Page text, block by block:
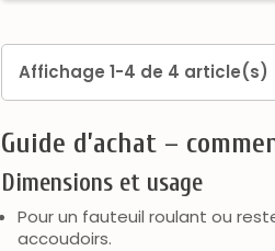
Affichage 1-4 de 4 article(s)
Guide d’achat –
Dimensions et usage
Pour un fauteuil roulant ou
accoudoirs.